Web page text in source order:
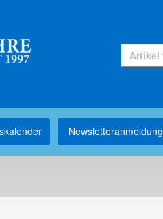
Newsletter­anmeldung